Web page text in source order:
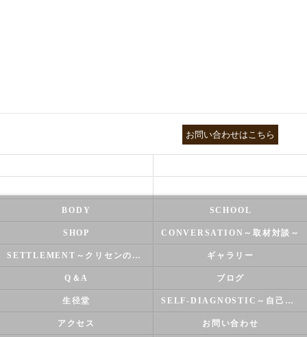
お問い合わせはこちら
BODY SCHOOL
SHOP CONVERSATION～取材対談～
SETTLEMENT～クリセンのズバリ解決シリーズ～ ギャラリー
Q＆A ブログ
生径堂 SELF-DIAGNOSTIC～自己診断～
アクセス お問い合わせ